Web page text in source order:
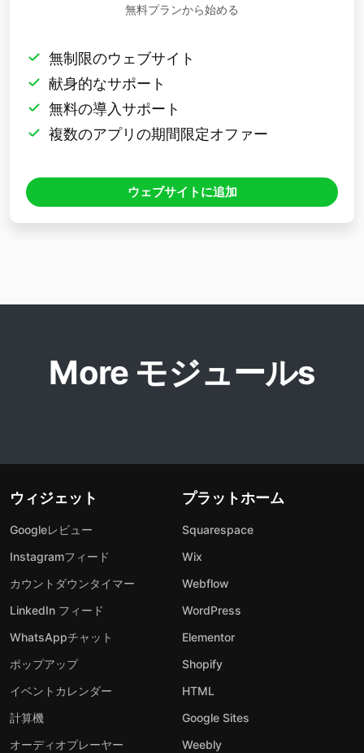
無料プランから始める
無制限のウェブサイト
献身的なサポート
無料の導入サポート
複数のアプリの期間限定オファー
ウェブサイトに追加
More モジュールs
ウィジェット
Googleレビュー
Instagramフィード
カウントダウンタイマー
LinkedIn フィード
WhatsAppチャット
ポップアップ
イベントカレンダー
計算機
オーディオプレーヤー
プラットホーム
Squarespace
Wix
Webflow
WordPress
Elementor
Shopify
HTML
Google Sites
Weebly